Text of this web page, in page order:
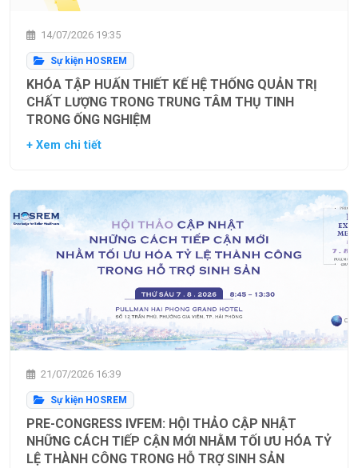
14/07/2026 19:35
Sự kiện HOSREM
KHÓA TẬP HUẤN THIẾT KẾ HỆ THỐNG QUẢN TRỊ
CHẤT LƯỢNG TRONG TRUNG TÂM THỤ TINH
TRONG ỐNG NGHIỆM
+ Xem chi tiết
21/07/2026 16:39
Sự kiện HOSREM
PRE-CONGRESS IVFEM: HỘI THẢO CẬP NHẬT
NHỮNG CÁCH TIẾP CẬN MỚI NHẰM TỐI ƯU HÓA TỶ
LỆ THÀNH CÔNG TRONG HỖ TRỢ SINH SẢN